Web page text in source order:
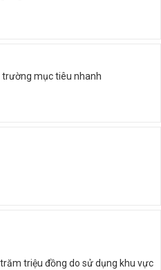
trường mục tiêu nhanh
triệu đồng do sử dụng khu vực